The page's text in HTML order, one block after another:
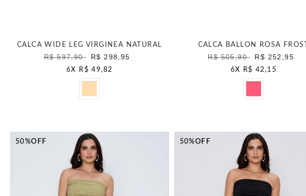
CALCA WIDE LEG VIRGINEA NATURAL
R$ 597,90 R$ 298,95
6X R$ 49,82
CALCA BALLON ROSA FROST
R$ 505,90 R$ 252,95
6X R$ 42,15
50%OFF 50%OFF